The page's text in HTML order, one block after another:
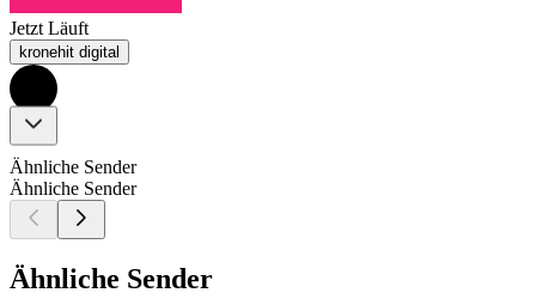
Jetzt Läuft
kronehit digital
Ähnliche Sender
Ähnliche Sender
Ähnliche Sender